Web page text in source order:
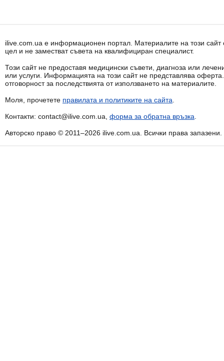
ilive.com.ua е информационен портал. Материалите на този
цел и не заместват съвета на квалифициран специалист.
Този сайт не предоставя медицински съвети, диагноза или
или услуги. Информацията на този сайт не представлява
отговорност за последствията от използването на материалите.
Моля, прочетете правилата и политиките на сайта
Контакти: contact@ilive.com.ua, форма за обратна връзка
Авторско право © 2011–2026 ilive.com.ua. Всички права запазени.